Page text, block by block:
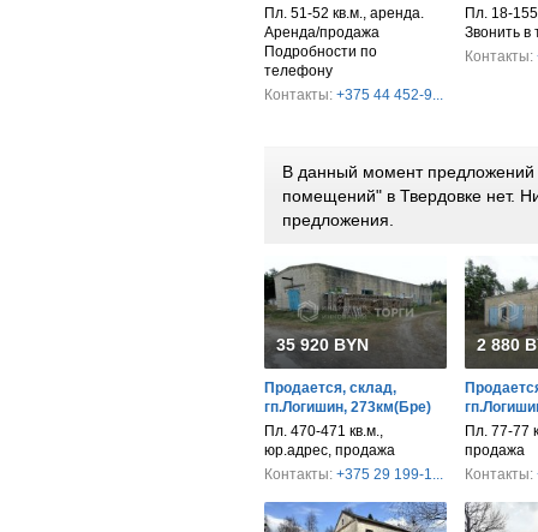
Пл. 51-52 кв.м., аренда.
Аренда/продажа
Подробности по
телефону
Контакты: +375 44 452-9...
Пл. 18-
Звонить в
Контакты:
В данный момент предложений
помещений" в Твердовке нет.
предложения.
35 920 BYN
Продается, склад,
гп.Логишин, 273км(Бре)
Пл. 470-471 кв.м.,
юр.адрес, продажа
Контакты: +375 29 199-1...
2 880
Пл. 77-77
продажа
Контакты: